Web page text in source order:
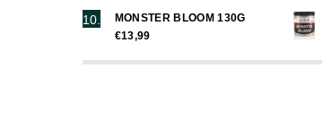
MONSTER BLOOM 130G
€13,99